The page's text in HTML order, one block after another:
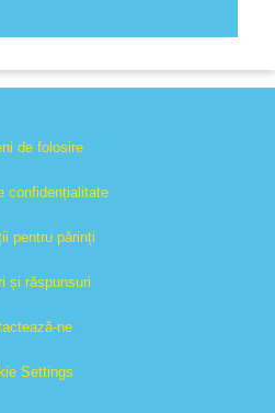
de folosire
confidențialitate
pentru părinți
și răspunsuri
ne
Settings